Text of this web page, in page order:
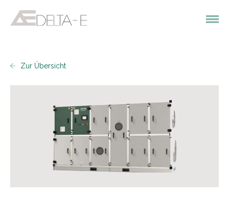
Zur Übersicht